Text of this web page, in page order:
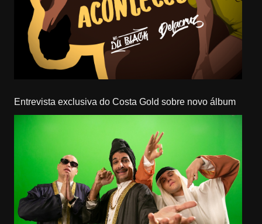
Entrevista exclusiva do Costa Gold sobre novo álbum